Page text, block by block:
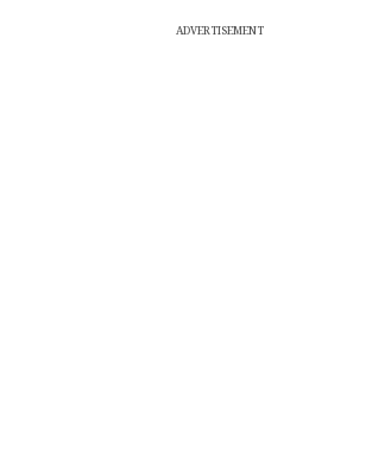
ADVERTISEMENT